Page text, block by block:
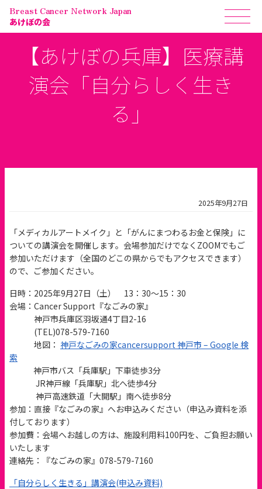
Breast Cancer Network Japan
あけぼの会
【あけぼの兵庫】医療講
演会「自分らしく生き
る」
2025年9月27日
「メディカルアートメイク」と「がんにまつわるお金と保険」に
ついての講演会を開催します。会場参加だけでなくZOOMでもご
参加いただけます（全国のどこの県からでもアクセスできます）
ので、ご参加ください。
日時：2025年9月27日（土） 13：30～15：30
会場：Cancer Support『なごみの家』
神戸市兵庫区羽坂通4丁目2-16
(TEL)078-579-7160
地図： 神戸なごみの家cancersupport 神戸市 – Google 検
索
神戸市バス「兵庫駅」下車徒歩3分
JR神戸線「兵庫駅」北へ徒歩4分
神戸高速鉄道「大開駅」南へ徒歩8分
参加：直接『なごみの家』へお申込みください（申込み資料を添
付しております）
参加費：会場へお越しの方は、施設利用料100円を、ご負担お願い
いたします
連絡先：『なごみの家』078-579-7160
「自分らしく生きる」講演会(申込み資料)